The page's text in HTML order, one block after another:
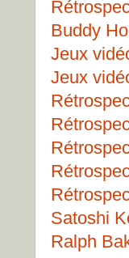
Buddy
Jeux
Jeux
Satoshi
Ralph